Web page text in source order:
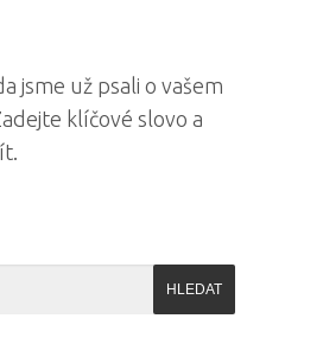
jsme už psali o vašem
klíčové slovo a